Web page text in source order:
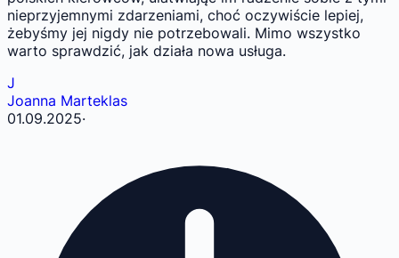
nieprzyjemnymi zdarzeniami, choć oczywiście lepiej,
żebyśmy jej nigdy nie potrzebowali. Mimo wszystko
warto sprawdzić, jak działa nowa usługa.
J
Joanna Marteklas
01.09.2025·